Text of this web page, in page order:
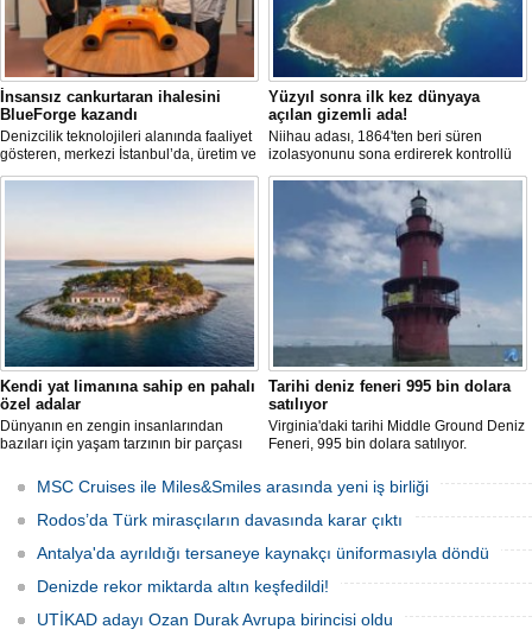
İnsansız cankurtaran ihalesini
BlueForge kazandı
Denizcilik teknolojileri alanında faaliyet
gösteren, merkezi İstanbul’da, üretim ve
Ar-Ge faaliyetlerinin önemli bölümünü
Yüzyıl sonra ilk kez dünyaya
açılan gizemli ada!
Niihau adası, 1864'ten beri süren
izolasyonunu sona erdirerek kontrollü
turist ziyaretlerine açıldı. Ada sakinleri,
modern teknolojiden uzak, katı
kurallarla dolu bir yaşam sürdürüyor.
Kendi yat limanına sahip en pahalı
özel adalar
Dünyanın en zengin insanlarından
bazıları için yaşam tarzının bir parçası
zamanda kendi yat limanı, helikopter
pisti ve seçkin villaları da içeren koca bir
özel adadır.
Tarihi deniz feneri 995 bin dolara
satılıyor
Virginia'daki tarihi Middle Ground Deniz
Feneri, 995 bin dolara satılıyor.
üretebilen bir yaşam alanına
dönüştürüldü.
MSC Cruises ile Miles&Smiles arasında yeni iş birliği
Rodos’da Türk mirasçıların davasında karar çıktı
Antalya'da ayrıldığı tersaneye kaynakçı üniformasıyla döndü
Denizde rekor miktarda altın keşfedildi!
UTİKAD adayı Ozan Durak Avrupa birincisi oldu